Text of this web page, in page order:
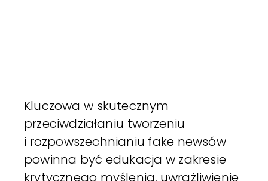
Kluczowa w skutecznym
przeciwdziałaniu tworzeniu
i rozpowszechnianiu fake newsów
powinna być edukacja w zakresie
krytycznego myślenia, uwrażliwienie